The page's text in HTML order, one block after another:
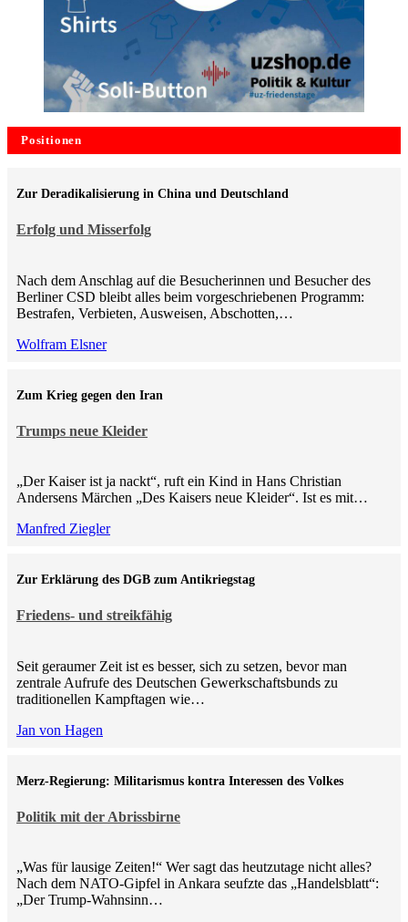
Positionen
Erfolg und Misserfolg
Zur Deradikalisierung in China und Deutschland
Nach dem Anschlag auf die Besucherinnen und Besucher des
Berliner CSD bleibt alles beim vorgeschriebenen Programm:
Bestrafen, Verbieten, Ausweisen, Abschotten,…
Wolfram Elsner
Trumps neue Kleider
Zum Krieg gegen den Iran
„Der Kaiser ist ja nackt“, ruft ein Kind in Hans Christian
Andersens Märchen „Des Kaisers neue Kleider“. Ist es mit…
Manfred Ziegler
Friedens- und streikfähig
Zur Erklärung des DGB zum Antikriegstag
Seit geraumer Zeit ist es besser, sich zu setzen, bevor man
zentrale Aufrufe des Deutschen Gewerkschaftsbunds zu
traditionellen Kampftagen wie…
Jan von Hagen
Politik mit der Abrissbirne
Merz-Regierung: Militarismus kontra Inte­ressen des Volkes
„Was für lausige Zeiten!“ Wer sagt das heutzutage nicht alles?
Nach dem NATO-Gipfel in Ankara seufzte das „Handelsblatt“:
„Der Trump-Wahnsinn…